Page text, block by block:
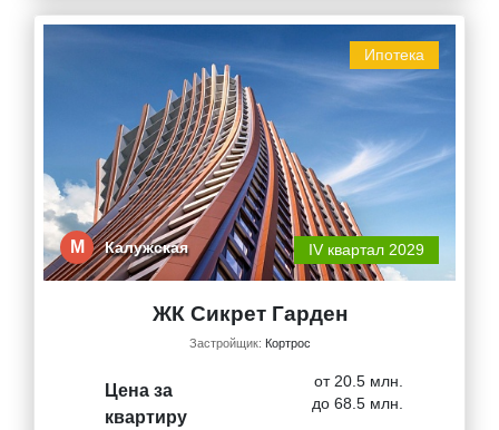
Ипотека
М Калужская IV квартал 2029
ЖК Сикрет Гарден
Застройщик: Кортрос
Цена за
квартиру
от 20.5 млн.
до 68.5 млн.